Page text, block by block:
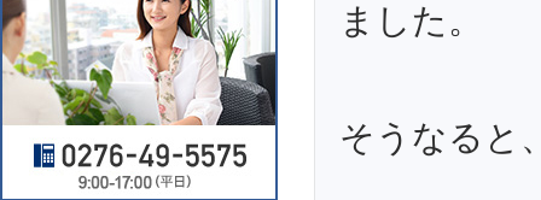
ました。
そうなると